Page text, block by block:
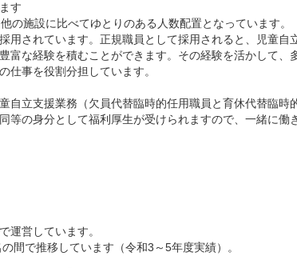
す
の施設に比べてゆとりのある人数配置となっています。
用されています。正規職員として採用されると、児童自
富な経験を積むことができます。その経験を活かして、
仕事を役割分担しています。
自立支援業務（欠員代替臨時的任用職員と育休代替臨時
等の身分として福利厚生が受けられますので、一緒に働
運営しています。
間で推移しています（令和3～5年度実績）。